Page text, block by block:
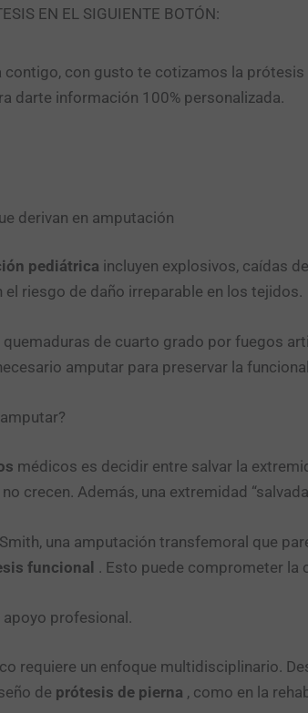
EN EL SIGUIENTE BOTÓN:
contigo, con gusto te cotizamos la
darte información 100% personalizada.
derivan en amputación
pediátrica incluyen explosivos, caídas
riesgo de daño irreparable en los tejidos.
quemaduras de cuarto grado por fuegos
amputar para preservar la
médicos es decidir entre salvar la
crecen. Además, una extremidad
una amputación transfemoral que
funcional . Esto puede comprometer la
profesional.
requiere un enfoque multidisciplinario.
de prótesis de pierna , como en la